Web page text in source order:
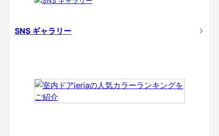
SNS ギャラリー